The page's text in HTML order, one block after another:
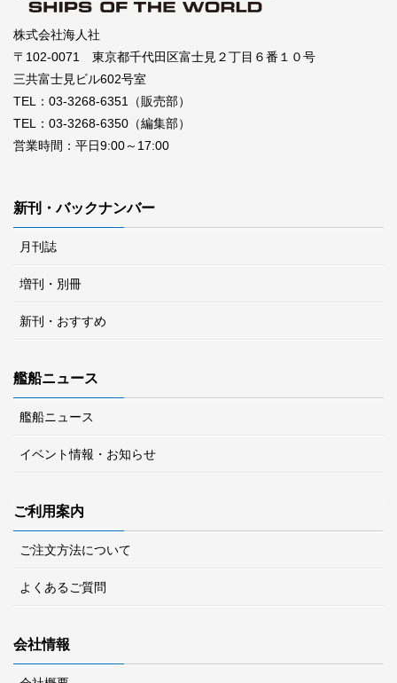
株式会社海人社
〒102-0071 東京都千代田区富士見２丁目６番１０号
三共富士見ビル602号室
TEL：03-3268-6351（販売部）
TEL：03-3268-6350（編集部）
営業時間：平日9:00～17:00
新刊・バックナンバー
月刊誌
増刊・別冊
新刊・おすすめ
艦船ニュース
艦船ニュース
イベント情報・お知らせ
ご利用案内
ご注文方法について
よくあるご質問
会社情報